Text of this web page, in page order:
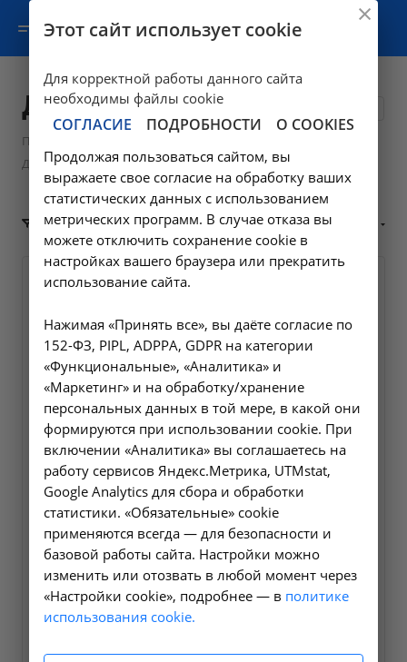
Диализные растворы
Продукция
Диализные растворы
ФИЛЬТР
Диализные растворы
Этот сайт использует cookie
Для корректной работы данного сайта
необходимы файлы cookie
СОГЛАСИЕ ПОДРОБНОСТИ О COOKIES
Продолжая пользоваться сайтом, вы
выражаете свое согласие на обработку ваших
статистических данных с использованием
метрических программ. В случае отказа вы
можете отключить сохранение cookie в
настройках вашего браузера или прекратить
использование сайта.
Нажимая «Принять все», вы даёте согласие по
152-ФЗ, PIPL, ADPPA, GDPR на категории
«Функциональные», «Аналитика» и
«Маркетинг» и на обработку/хранение
персональных данных в той мере, в какой они
формируются при использовании cookie. При
включении «Аналитика» вы соглашаетесь на
работу сервисов Яндекс.Метрика, UTMstat,
Google Analytics для сбора и обработки
статистики. «Обязательные» cookie
применяются всегда — для безопасности и
базовой работы сайта. Настройки можно
изменить или отозвать в любой момент через
«Настройки cookie», подробнее — в политике
использования cookie.